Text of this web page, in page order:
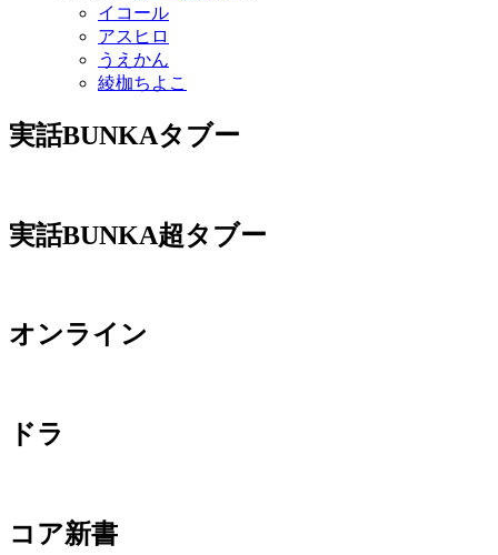
イコール
アスヒロ
うえかん
綾枷ちよこ
実話BUNKAタブー
実話BUNKA超タブー
オンライン
ドラ
コア新書